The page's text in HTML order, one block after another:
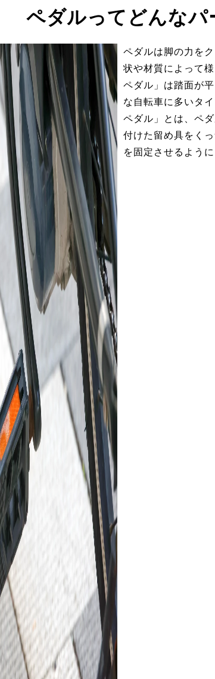
ペダルってどんなパ
ペダルは脚の力を
状や材質によって
ペダル」は踏面が
な自転車に多いタ
ペダル」とは、ペ
付けた留め具をく
を固定させるよう